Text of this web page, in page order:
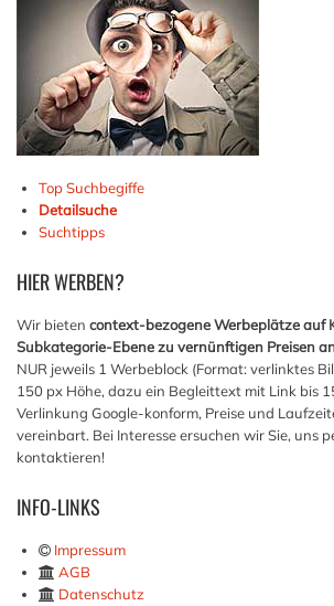
Top Suchbegiffe
Detailsuche
Suchtipps
HIERWERBEN?
Wir bieten context-bezogene Werbeplätze auf
Subkategorie-Ebene zu vernünftigen Preisen
NUR jeweils 1 Werbeblock (Format: verlinktes
150 px Höhe, dazu ein Begleittext mit Link bis
Verlinkung Google-konform, Preise und
vereinbart. Bei Interesse ersuchen wir Sie, uns
kontaktieren!
INFO-LINKS
Impressum
AGB
Datenschutz